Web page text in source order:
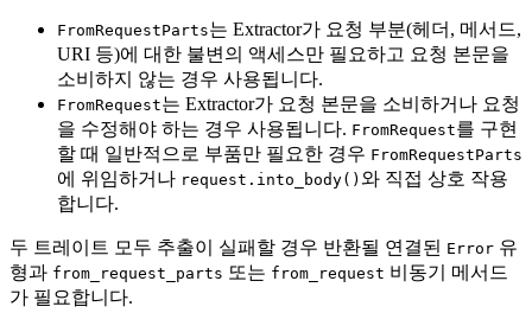
FromRequestParts는 Extractor가 요청 부분(헤더, 메서드,
URI 등)에 대한 불변의 액세스만 필요하고 요청 본문을
소비하지 않는 경우 사용됩니다.
FromRequest는 Extractor가 요청 본문을 소비하거나 요청
을 수정해야 하는 경우 사용됩니다. FromRequest를 구현
할 때 일반적으로 부품만 필요한 경우 FromRequestParts
에 위임하거나 request.into_body() 와 직접 상호 작용
합니다.
두 트레이트 모두 추출이 실패할 경우 반환될 연결된 Error 유
형과 from_request_parts 또는 from_request 비동기 메서드
가 필요합니다.